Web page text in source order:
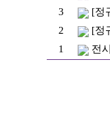
3
[정
2
[정
1
전